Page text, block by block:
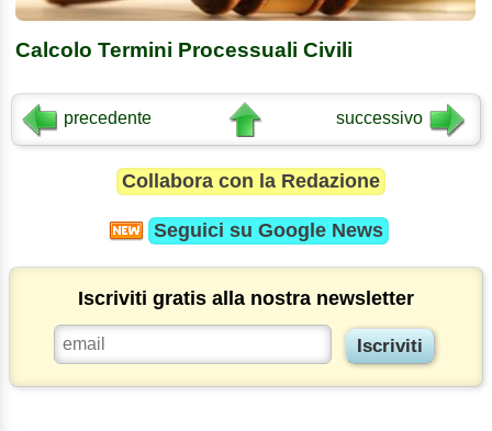
Calcolo Termini Processuali Civili
precedente successivo
Collabora con la Redazione
Seguici su Google News
Iscriviti gratis alla nostra newsletter